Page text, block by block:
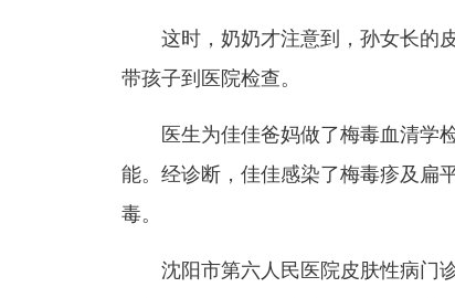
这时，奶奶才注意到，孙女长的
带孩子到医院检查。
医生为佳佳爸妈做了梅毒血清学
能。经诊断，佳佳感染了梅毒疹及扁
毒。
沈阳市第六人民医院皮肤性病门